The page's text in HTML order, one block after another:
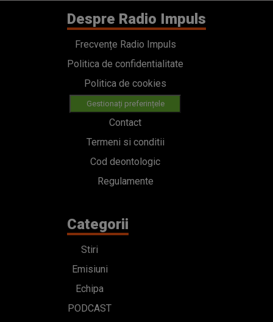
Despre Radio Impuls
Frecvențe Radio Impuls
Politica de confidentialitate
Politica de cookies
Gestionați preferințele
Contact
Termeni si conditii
Cod deontologic
Regulamente
Categorii
Stiri
Emisiuni
Echipa
PODCAST